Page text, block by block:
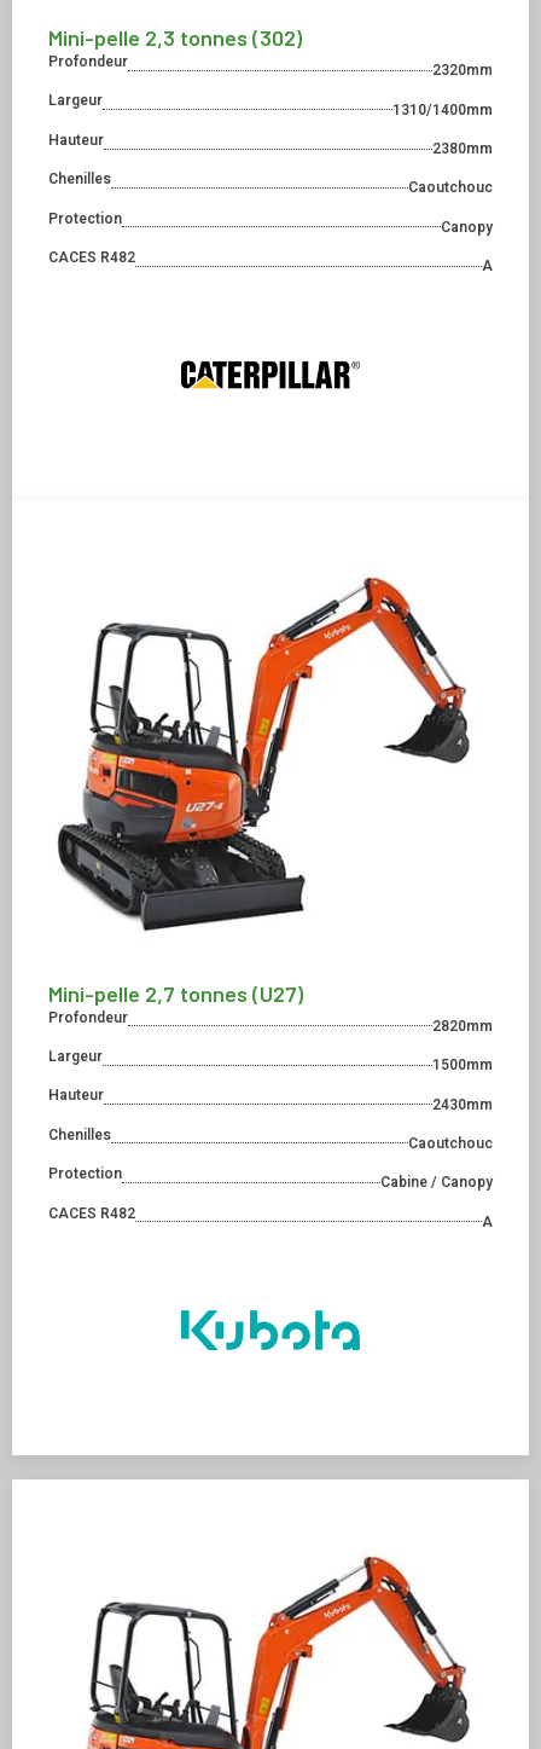
Mini-pelle 2,3 tonnes (302)
Profondeur
2320mm
Largeur
1310/1400mm
Hauteur
2380mm
Chenilles
Caoutchouc
Protection
Canopy
CACES R482
A
Mini-pelle 2,7 tonnes (U27)
Profondeur
2820mm
Largeur
1500mm
Hauteur
2430mm
Chenilles
Caoutchouc
Protection
Cabine / Canopy
CACES R482
A